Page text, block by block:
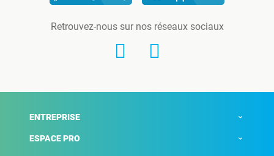
Retrouvez-nous sur nos réseaux sociaux
ENTREPRISE
ESPACE PRO